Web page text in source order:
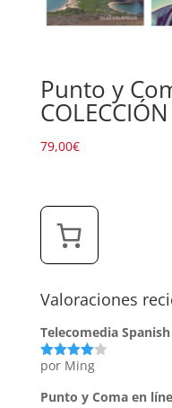
Punto y
COLECCIÓN
79,00€
Valoraciones
Telecomedia
Valorado
5
por Ming
Punto y Coma en